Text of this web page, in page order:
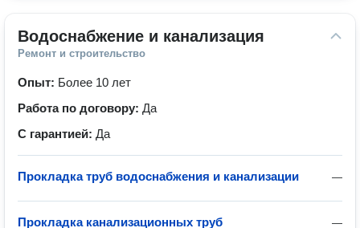
Водоснабжение и канализация
Ремонт и строительство
Опыт: Более 10 лет
Работа по договору: Да
С гарантией: Да
—
Прокладка труб водоснабжения и канализации
—
Прокладка канализационных труб